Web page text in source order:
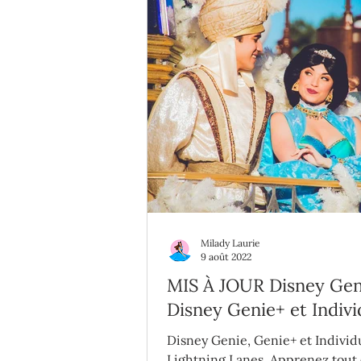
MIS À JOUR Disney
Disney Genie+ et
Lightning Lanes : tout
Disney Genie, Genie+ et
Milady Laurie
9 août 2022